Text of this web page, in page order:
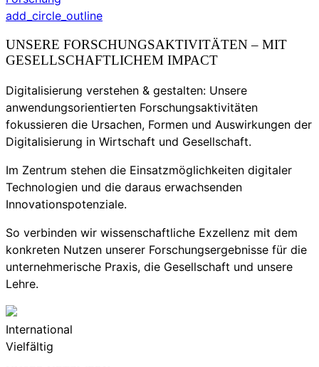
add_circle_outline
UNSERE FORSCHUNGSAKTIVITÄTEN – MIT
GESELLSCHAFTLICHEM IMPACT
Digitalisierung verstehen & gestalten: Unsere
anwendungsorientierten Forschungsaktivitäten
fokussieren die Ursachen, Formen und Auswirkungen der
Digitalisierung in Wirtschaft und Gesellschaft.
Im Zentrum stehen die Einsatzmöglichkeiten digitaler
Technologien und die daraus erwachsenden
Innovationspotenziale.
So verbinden wir wissenschaftliche Exzellenz mit dem
konkreten Nutzen unserer Forschungsergebnisse für die
unternehmerische Praxis, die Gesellschaft und unsere
Lehre.
International
Vielfältig